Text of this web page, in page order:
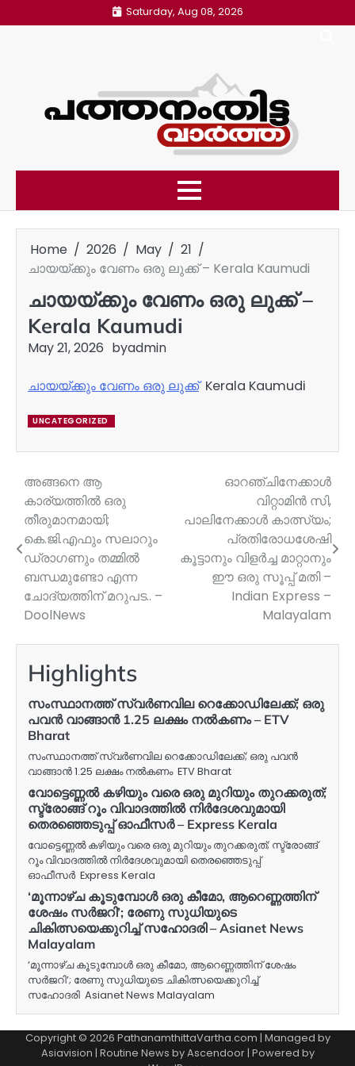
to
Saturday, Aug 08, 2026
Home 2026 May
21
ചായയ്ക്കും വേണം ഒരു ലുക്ക് – Kerala Kaumudi
ചായയ്ക്കും വേണം ഒരു ലുക്ക് –
Kerala Kaumudi
May 21, 2026 byadmin
ചായയ്ക്കും വേണം ഒരു ലുക്ക്Kerala Kaumudi
UNCATEGORIZED
Post
navigation
അങ്ങനെ ആ
കാര്യത്തില്‍ ഒരു
തീരുമാനമായി;
കെ.ജി.എഫും സലാറും
ഡ്രാഗണും തമ്മില്‍
ബന്ധമുണ്ടോ എന്ന
ചോദ്യത്തിന് മറുപട.. –
DoolNews
ഓറഞ്ചിനേക്കാൾ
വിറ്റാമിൻ സി,
പാലിനേക്കാൾ കാത്സ്യം;
പ്രതിരോധശേഷി
കൂട്ടാനും വിളർച്ച മാറ്റാനും
ഈ ഒരു സൂപ്പ് മതി –
Indian Express –
Malayalam
Highlights
സംസ്ഥാനത്ത് സ്വർണവില റെക്കോഡിലേക്ക്; ഒരു
പവൻ വാങ്ങാൻ 1.25 ലക്ഷം നൽകണം – ETV
Bharat
സംസ്ഥാനത്ത് സ്വർണവില റെക്കോഡിലേക്ക്; ഒരു പവൻ
വാങ്ങാൻ 1.25 ലക്ഷം നൽകണം ETV Bharat
വോട്ടെണ്ണൽ കഴിയും വരെ ഒരു മുറിയും തുറക്കരുത്;
സ്ട്രോങ്ങ് റൂം വിവാദത്തിൽ നിർദേശവുമായി
തെരഞ്ഞെടുപ്പ് ഓഫീസർ – Express Kerala
വോട്ടെണ്ണൽ കഴിയും വരെ ഒരു മുറിയും തുറക്കരുത്; സ്ട്രോങ്ങ്
റൂം വിവാദത്തിൽ നിർദേശവുമായി തെരഞ്ഞെടുപ്പ്
ഓഫീസർ Express Kerala
‘മൂന്നാഴ്ച കൂടുമ്പോള്‍ ഒരു കീമോ, ആറെണ്ണത്തിന്
ശേഷം സര്‍ജറി’; രേണു സുധിയുടെ
ചികിത്സയെക്കുറിച്ച് സഹോദരി – Asianet News
Malayalam
‘മൂന്നാഴ്ച കൂടുമ്പോള്‍ ഒരു കീമോ, ആറെണ്ണത്തിന് ശേഷം
സര്‍ജറി’; രേണു സുധിയുടെ ചികിത്സയെക്കുറിച്ച്
സഹോദരി Asianet News Malayalam
Copyright © 2026 PathanamthittaVartha.com | Managed by
Asiavision | Routine News byAscendoor| Powered by